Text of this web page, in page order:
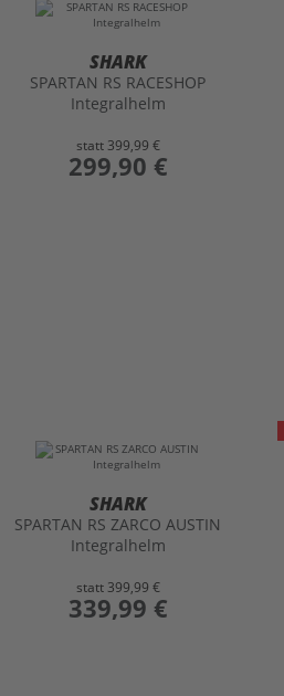
SHARK
SPARTAN RS RACESHOP
Integralhelm
statt 399,99 €
preis
299,90 €
SHARK
SPARTAN RS ZARCO AUSTIN
Integralhelm
statt 399,99 €
preis
339,99 €